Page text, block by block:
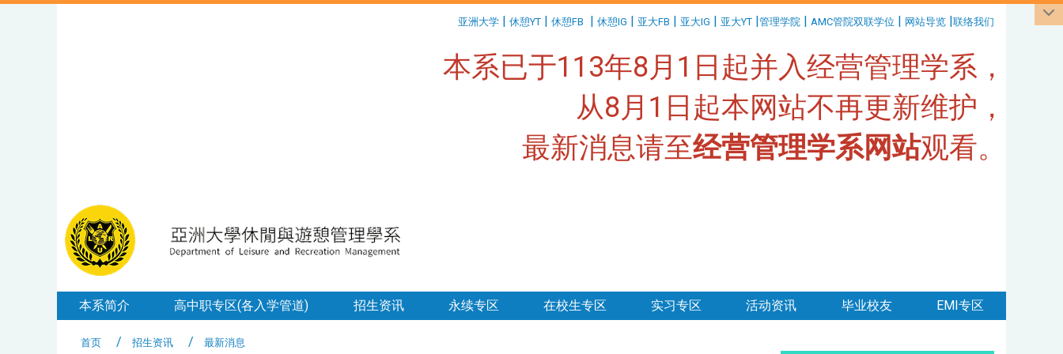
亚洲大学 | 休憩YT | 休憩FB | 休憩IG | 亚大FB | 亚大IG | 亚大YT |管理学院 | AMC管院双联学位 | 网站导览 |联络我们
本系已于113年8月1日起并入经营管理学系，
从8月1日起本网站不再更新维护，
最新消息请至经营管理学系网站观看。
本系简介 高中职专区(各入学管道) 招生资讯 永续专区 在校生专区 实习专区 活动资讯 毕业校友 EMI专区
首页 招生资讯 最新消息